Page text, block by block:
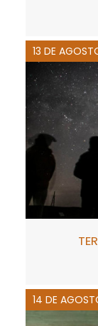
13 DE
14 DE